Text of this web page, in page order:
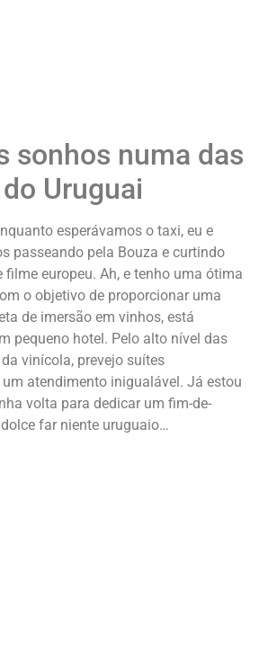
sonhos numa das
Uruguai
esperávamos o taxi, eu e
passeando pela Bouza e curtindo
filme europeu. Ah, e tenho uma ótima
o objetivo de proporcionar uma
de imersão em vinhos, está
pequeno hotel. Pelo alto nível das
vinícola, prevejo suítes
atendimento inigualável. Já estou
volta para dedicar um fim-de-
far niente uruguaio…